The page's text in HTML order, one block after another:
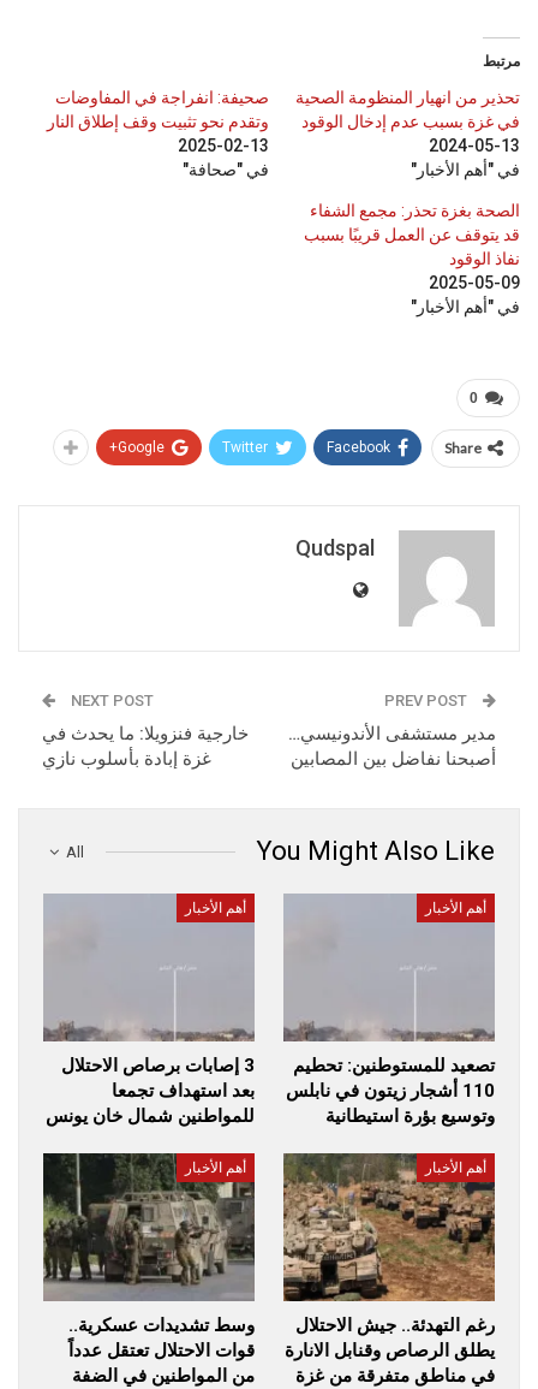
مرتبط
تحذير من انهيار المنظومة الصحية
في غزة بسبب عدم إدخال الوقود
2024-05-13
في "أهم الأخبار"
صحيفة: انفراجة في المفاوضات
وتقدم نحو تثبيت وقف إطلاق النار
2025-02-13
في "صحافة"
الصحة بغزة تحذر: مجمع الشفاء
قد يتوقف عن العمل قريبًا بسبب
نفاذ الوقود
2025-05-09
في "أهم الأخبار"
0
Share
Facebook
Twitter
Google+
Qudspal
مدير مستشفى الأندونيسي…
أصبحنا نفاضل بين المصابين
NEXT POST
خارجية فنزويلا: ما يحدث في
غزة إبادة بأسلوب نازي
All You Might Also Like
أهم الأخبار
تصعيد للمستوطنين: تحطيم
110 أشجار زيتون في نابلس
وتوسيع بؤرة استيطانية
أهم الأخبار
3 إصابات برصاص الاحتلال
بعد استهداف تجمعا
للمواطنين شمال خان يونس
أهم الأخبار
رغم التهدئة.. جيش الاحتلال
يطلق الرصاص وقنابل الانارة
في مناطق متفرقة من غزة
أهم الأخبار
وسط تشديدات عسكرية..
قوات الاحتلال تعتقل عدداً
من المواطنين في الضفة